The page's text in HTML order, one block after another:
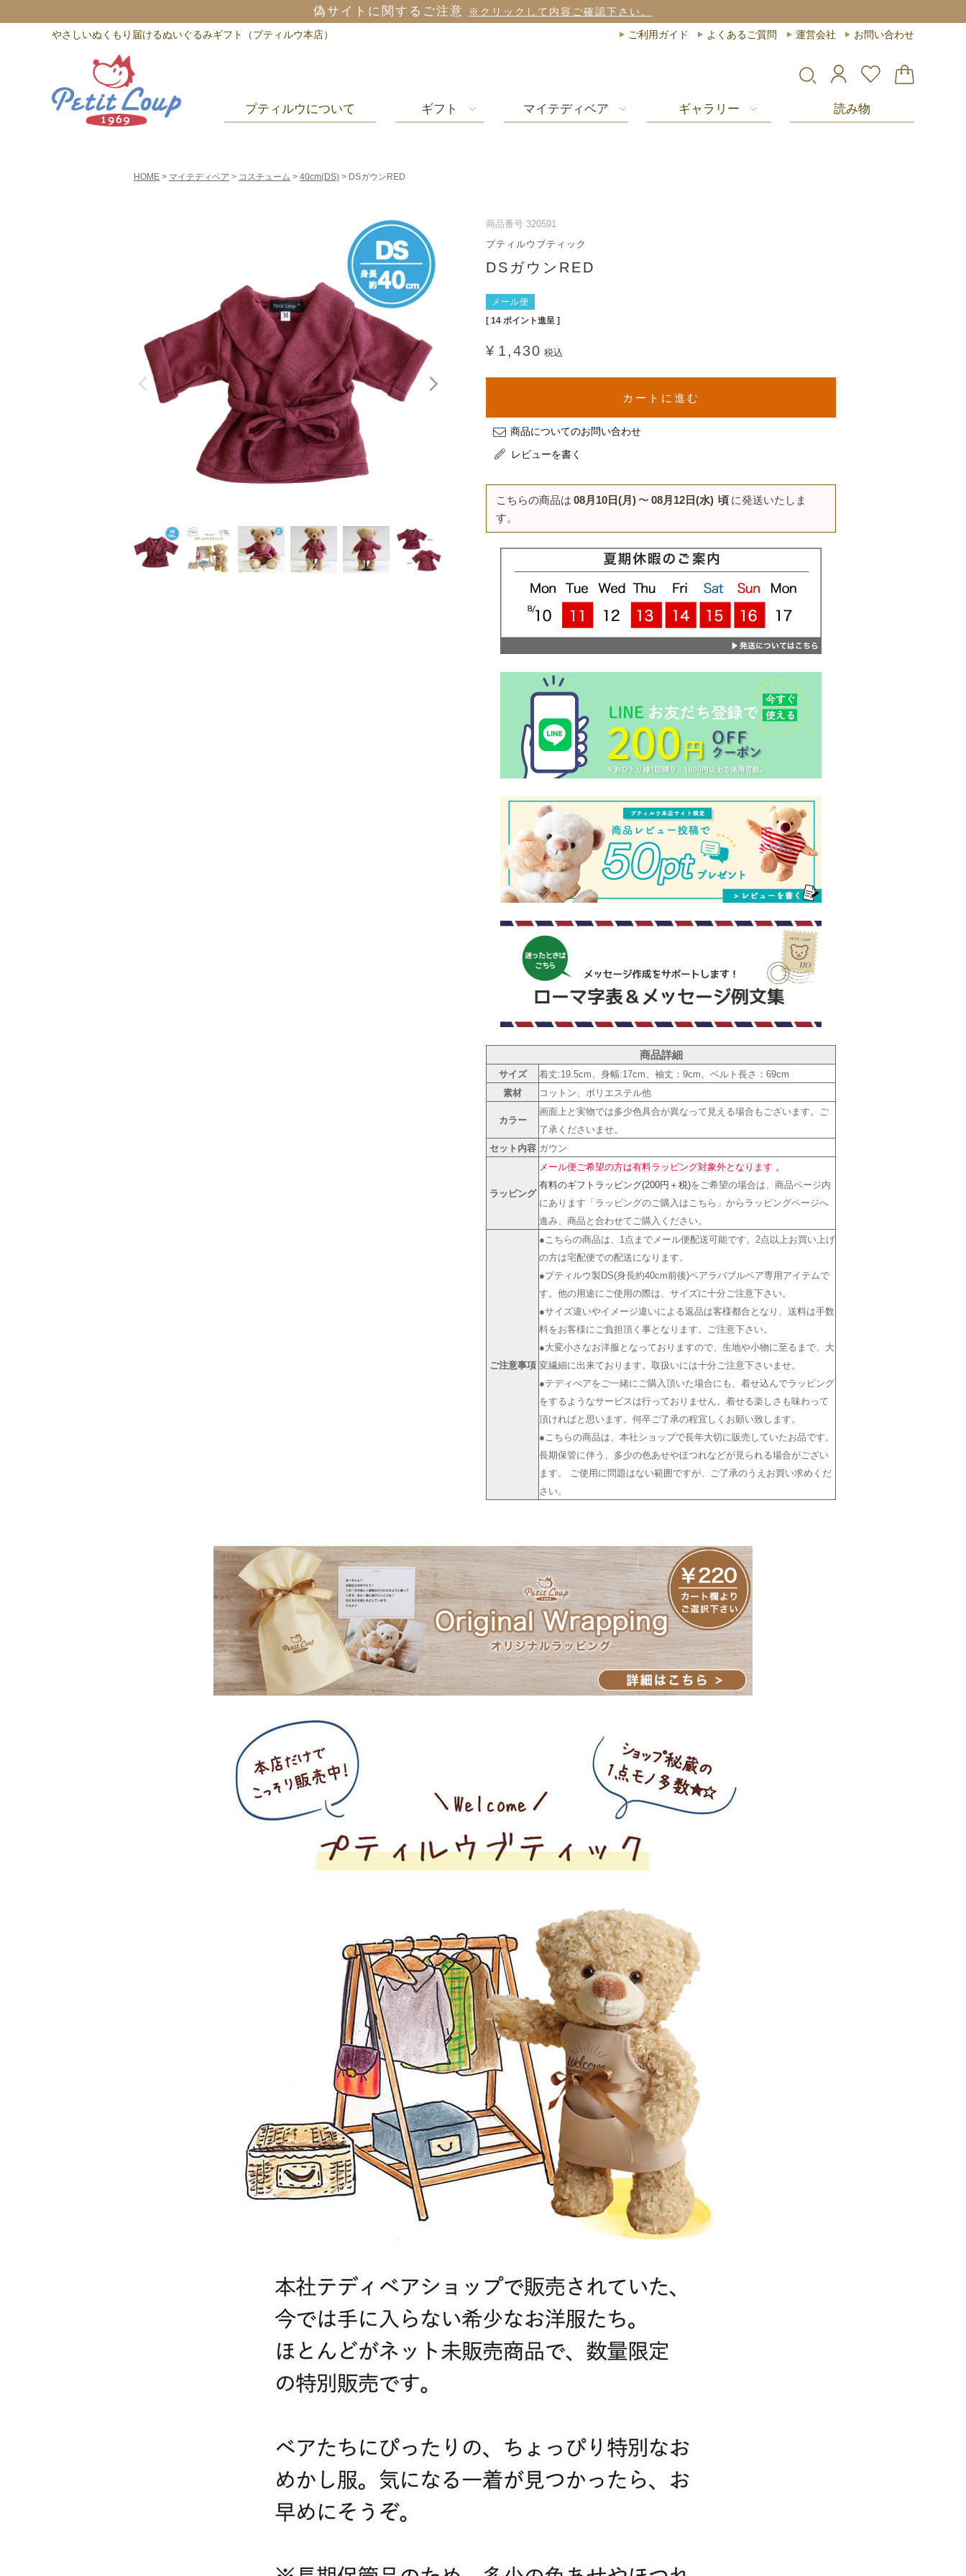
偽サイトに関するご注意 ※クリックして内容ご確認下さい。
やさしいぬくもり届けるぬいぐるみギフト（プティルウ本店） ご利用ガイド よくあるご質問 運営会社 お問い合わせ
プティルウについて ギフト マイテディベア ギャラリー 読み物
HOME マイテディベア コスチューム 40cm(DS) DSガウンRED
商品番号 320591
プティルウブティック
DSガウンRED
メール便
[ 14 ポイント進呈 ]
¥ 1,430 税込
カートに進む
商品についてのお問い合わせ
レビューを書く
こちらの商品は 08月10日(月) 〜 08月12日(水) 頃 に発送いたしま
す。
商品詳細
サイズ
着丈:19.5cm、身幅:17cm、袖丈：9cm、ベルト長さ：69cm
素材
コットン、ポリエステル他
カラー
画面上と実物では多少色具合が異なって見える場合もございます。ご
了承くださいませ。
セット内容 ガウン
ラッピング
メール便ご希望の方は有料ラッピング対象外となります 。
有料のギフトラッピング(200円＋税)をご希望の場合は、商品ページ内
にあります「ラッピングのご購入はこちら」からラッピングページへ
進み、商品と合わせてご購入ください。
ご注意事項
●こちらの商品は、1点までメール便配送可能です。2点以上お買い上げ
の方は宅配便での配送になります。
●プティルウ製DS(身長約40cm前後)ベアラバブルベア専用アイテムで
す。他の用途にご使用の際は、サイズに十分ご注意下さい。
●サイズ違いやイメージ違いによる返品は客様都合となり、送料は手数
料をお客様にご負担頂く事となります。ご注意下さい。
●大変小さなお洋服となっておりますので、生地や小物に至るまで、大
変繊細に出来ております。取扱いには十分ご注意下さいませ。
●テディべアをご一緒にご購入頂いた場合にも、着せ込んでラッピング
をするようなサービスは行っておりません。着せる楽しさも味わって
頂ければと思います。何卒ご了承の程宜しくお願い致します。
●こちらの商品は、本社ショップで長年大切に販売していたお品です。
長期保管に伴う、多少の色あせやほつれなどが見られる場合がござい
ます。 ご使用に問題はない範囲ですが、ご了承のうえお買い求めくだ
さい。